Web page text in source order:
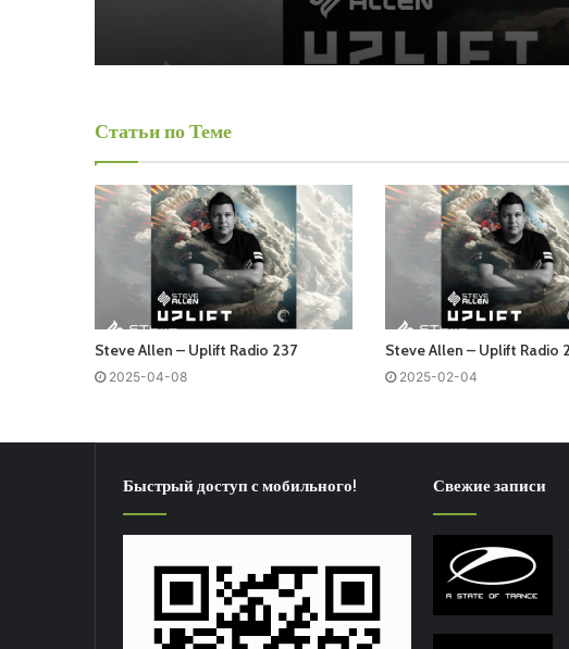
Статьи по Теме
Steve Allen – Uplift Radio 237
2025-04-08
Steve Allen – Uplift Radio
2025-02-04
Быстрый доступ с мобильного! Свежие записи